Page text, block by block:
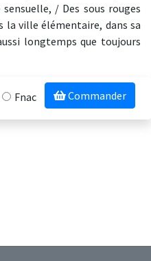
/ Des sous rouges
la ville élémentaire, dans sa
longtemps que toujours
Fnac Commander